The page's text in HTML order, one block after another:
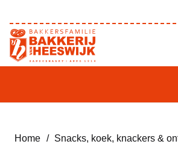
Home / Snacks, koek, knackers &